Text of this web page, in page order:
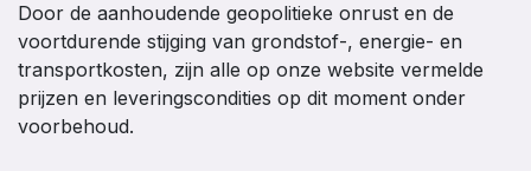
Door de aanhoudende geopolitieke onrust en de
voortdurende stijging van grondstof-, energie- en
transportkosten, zijn alle op onze website vermelde
prijzen en leveringscondities op dit moment onder
voorbehoud.